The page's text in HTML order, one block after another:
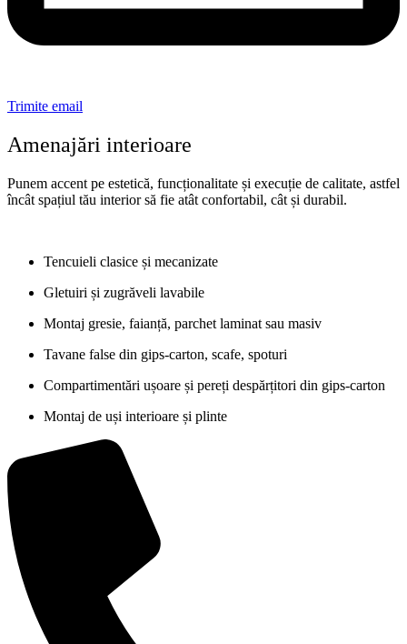
Trimite email
Amenajări interioare
Punem accent pe estetică, funcționalitate și execuție de calitate, astfel
încât spațiul tău interior să fie atât confortabil, cât și durabil.
Tencuieli clasice și mecanizate
Gletuiri și zugrăveli lavabile
Montaj gresie, faianță, parchet laminat sau masiv
Tavane false din gips-carton, scafe, spoturi
Compartimentări ușoare și pereți despărțitori din gips-carton
Montaj de uși interioare și plinte